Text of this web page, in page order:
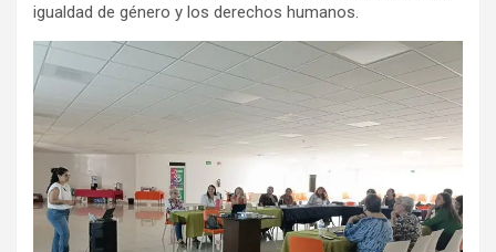
igualdad de género y los derechos humanos.